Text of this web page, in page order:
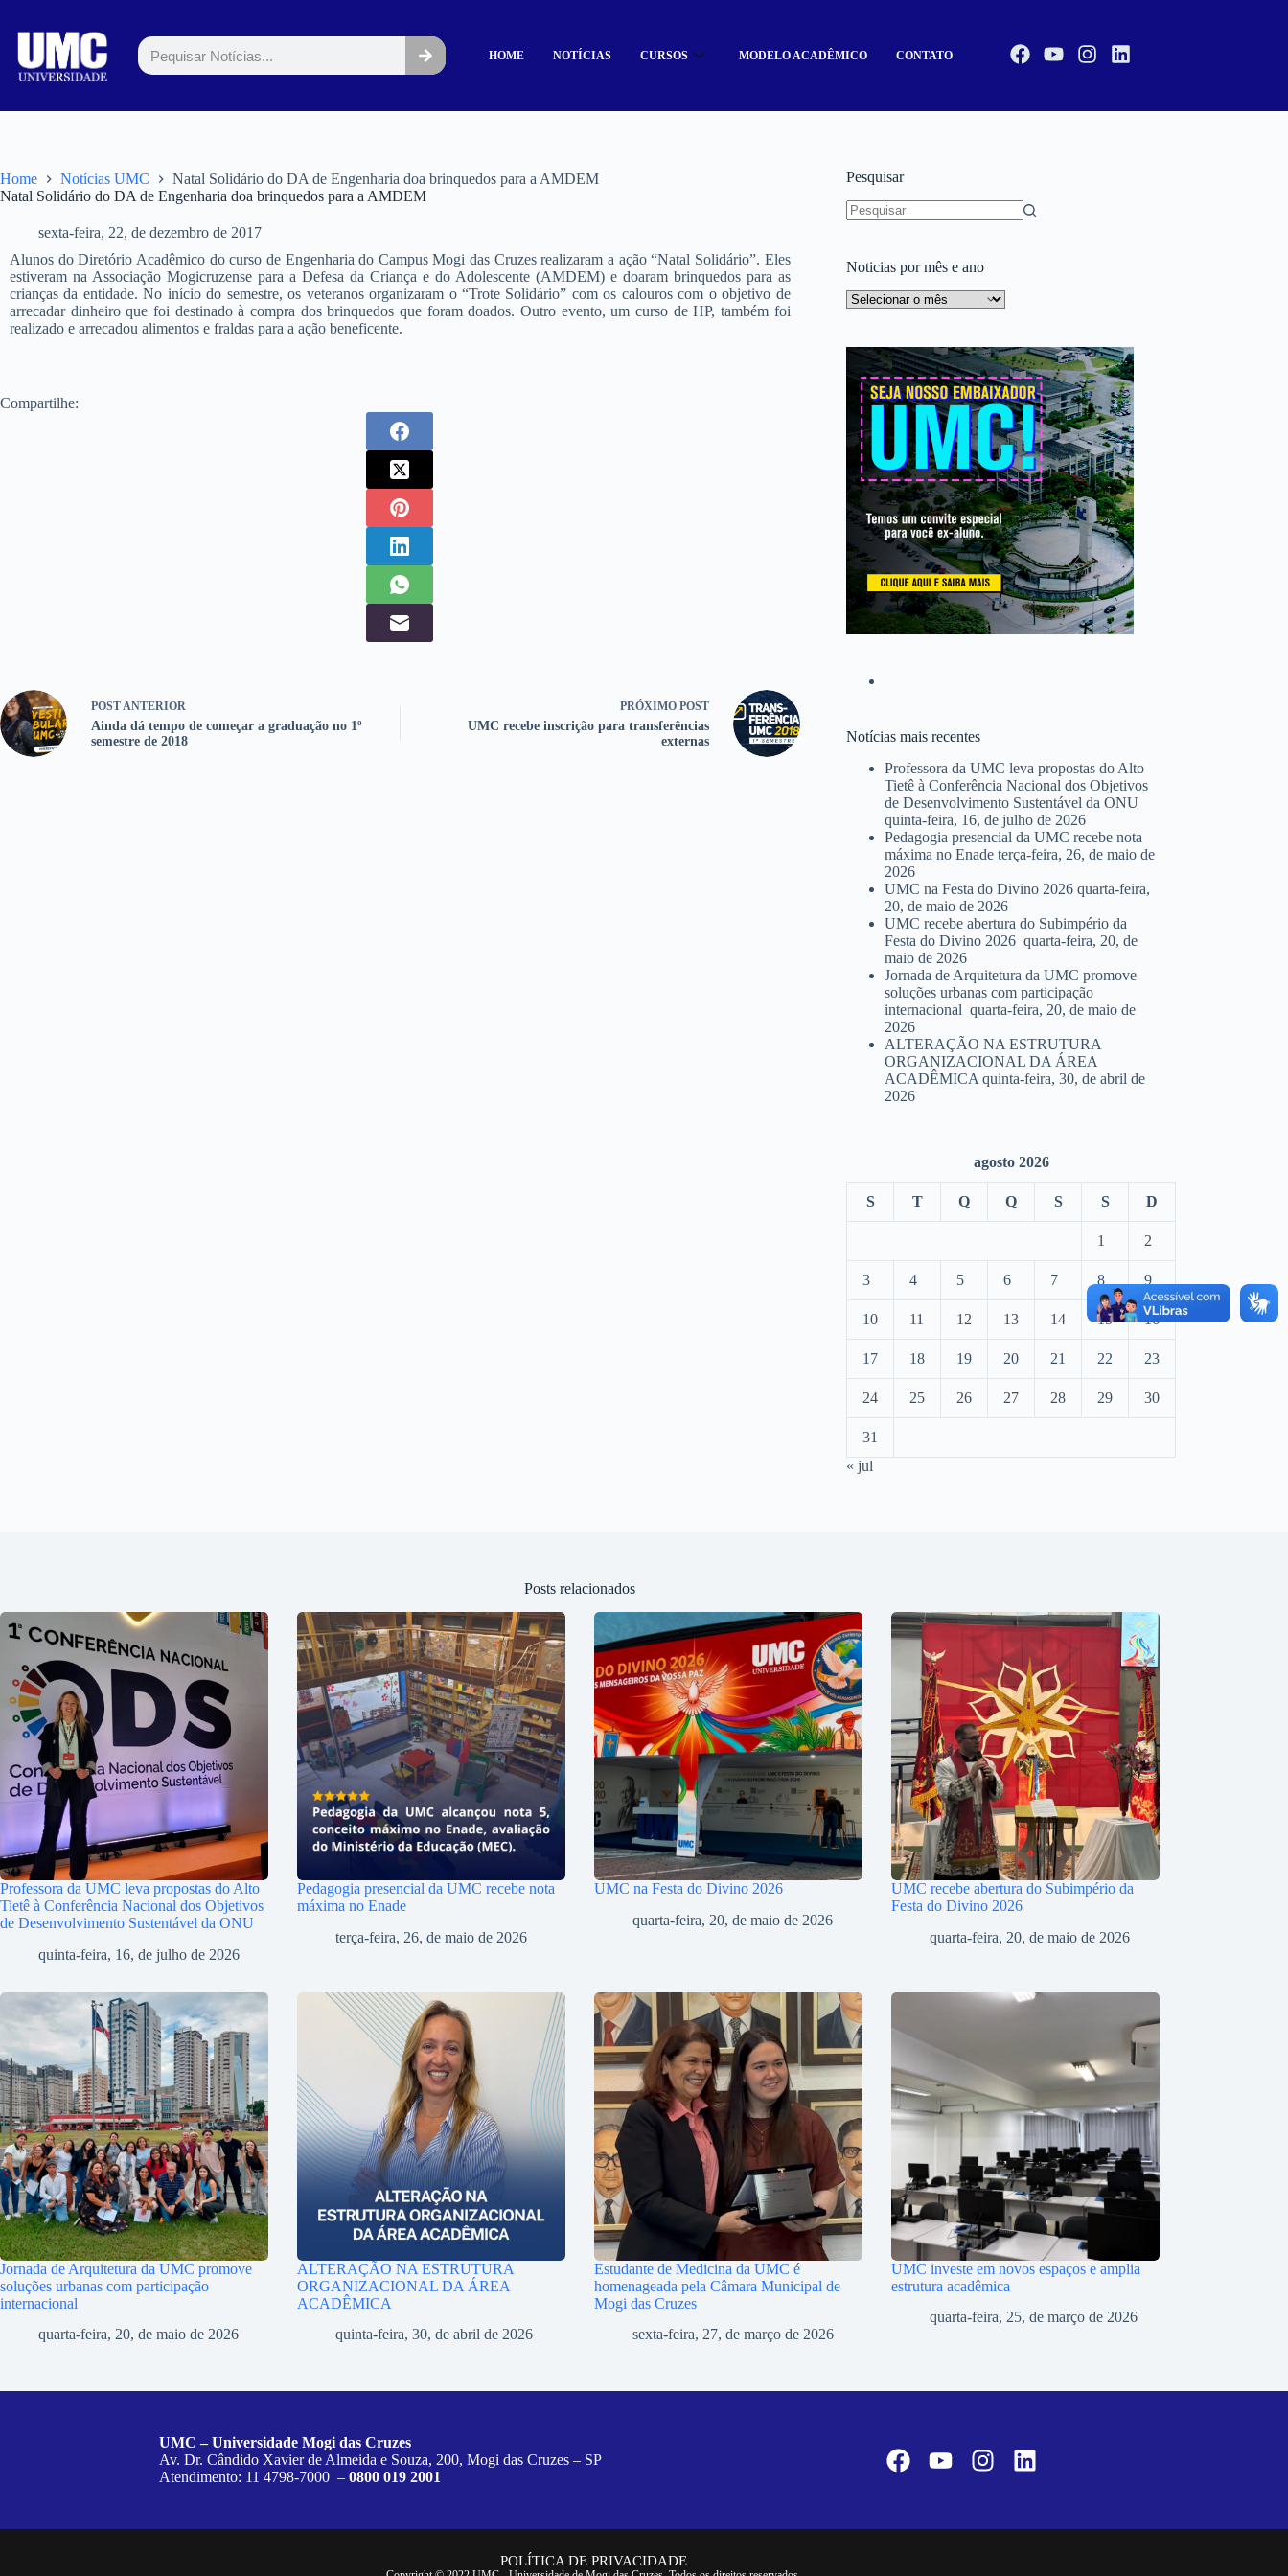
HOME NOTÍCIAS CURSOS MODELO ACADÊMICO CONTATO
Home Notícias UMC
Natal Solidário do DA de Engenharia doa brinquedos para a AMDEM
Natal Solidário do DA de Engenharia doa brinquedos para a AMDEM
sexta-feira, 22, de dezembro de 2017
Alunos do Diretório Acadêmico do curso de Engenharia do Campus Mogi das Cruzes realizaram a ação “Natal Solidário”. Eles
estiveram na Associação Mogicruzense para a Defesa da Criança e do Adolescente (AMDEM) e doaram brinquedos para as
crianças da entidade. No início do semestre, os veteranos organizaram o “Trote Solidário” com os calouros com o objetivo de
arrecadar dinheiro que foi destinado à compra dos brinquedos que foram doados. Outro evento, um curso de HP, também foi
realizado e arrecadou alimentos e fraldas para a ação beneficente.
Compartilhe:
POSTANTERIOR
Ainda dá tempo de começar a graduação no 1º
semestre de 2018
PRÓXIMO POST
UMC recebe inscrição para transferências
externas
Pesquisar
Noticias por mês e ano
Notícias mais recentes
Professora da UMC leva propostas do Alto
Tietê à Conferência Nacional dos Objetivos
de Desenvolvimento Sustentável da ONU
quinta-feira, 16, de julho de 2026
Pedagogia presencial da UMC recebe nota
máxima no Enade terça-feira, 26, de maio de
2026
UMC na Festa do Divino 2026 quarta-feira,
20, de maio de 2026
UMC recebe abertura do Subimpério da
Festa do Divino 2026 quarta-feira, 20, de
maio de 2026
Jornada de Arquitetura da UMC promove
soluções urbanas com participação
internacional quarta-feira, 20, de maio de
2026
ALTERAÇÃO NA ESTRUTURA
ORGANIZACIONAL DA ÁREA
ACADÊMICA quinta-feira, 30, de abril de
2026
agosto 2026
S T Q Q S S D
1 2
3 4 5 6 7 8 9
10 11 12 13 14 15 16
17 18 19 20 21 22 23
24 25 26 27 28 29 30
31
« jul
Posts relacionados
Professora da UMC leva propostas do Alto
Tietê à Conferência Nacional dos Objetivos
de Desenvolvimento Sustentável da ONU
quinta-feira, 16, de julho de 2026
Pedagogia presencial da UMC recebe nota
máxima no Enade
terça-feira, 26, de maio de 2026
UMC na Festa do Divino 2026
quarta-feira, 20, de maio de 2026
UMC recebe abertura do Subimpério da
Festa do Divino 2026
quarta-feira, 20, de maio de 2026
Jornada de Arquitetura da UMC promove
soluções urbanas com participação
internacional
quarta-feira, 20, de maio de 2026
ALTERAÇÃO NA ESTRUTURA
ORGANIZACIONAL DA ÁREA
ACADÊMICA
quinta-feira, 30, de abril de 2026
Estudante de Medicina da UMC é
homenageada pela Câmara Municipal de
Mogi das Cruzes
sexta-feira, 27, de março de 2026
UMC investe em novos espaços e amplia
estrutura acadêmica
quarta-feira, 25, de março de 2026
UMC – Universidade Mogi das Cruzes
Av. Dr. Cândido Xavier de Almeida e Souza, 200, Mogi das Cruzes – SP
Atendimento: 11 4798-7000 –0800 019 2001
POLÍTICA DE PRIVACIDADE